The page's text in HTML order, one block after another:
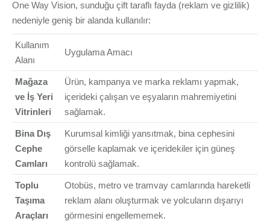
One Way Vision, sunduğu çift taraflı fayda (reklam ve gizlilik)
nedeniyle geniş bir alanda kullanılır:
Kullanım
Alanı
Uygulama Amacı
Mağaza
ve İş Yeri
Vitrinleri
Ürün, kampanya ve marka reklamı yapmak,
içerideki çalışan ve eşyaların mahremiyetini
sağlamak.
Bina Dış
Cephe
Camları
Kurumsal kimliği yansıtmak, bina cephesini
görselle kaplamak ve içeridekiler için güneş
kontrolü sağlamak.
Toplu
Taşıma
Araçları
Otobüs, metro ve tramvay camlarında hareketli
reklam alanı oluşturmak ve yolcuların dışarıyı
görmesini engellememek.